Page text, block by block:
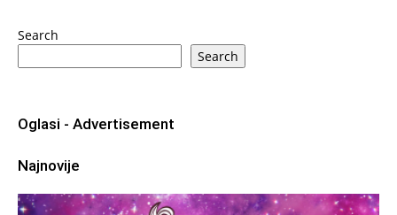
Search
Search
Oglasi - Advertisement
Najnovije